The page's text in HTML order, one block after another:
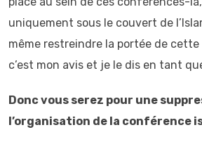
uniquement sous le couvert de
même restreindre la portée de
c’est mon avis et je le dis en tant
Donc vous serez pour une
l’organisation de la conférence